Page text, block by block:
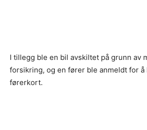
I tillegg ble en bil avskiltet på grunn av
forsikring, og en fører ble anmeldt for
førerkort.